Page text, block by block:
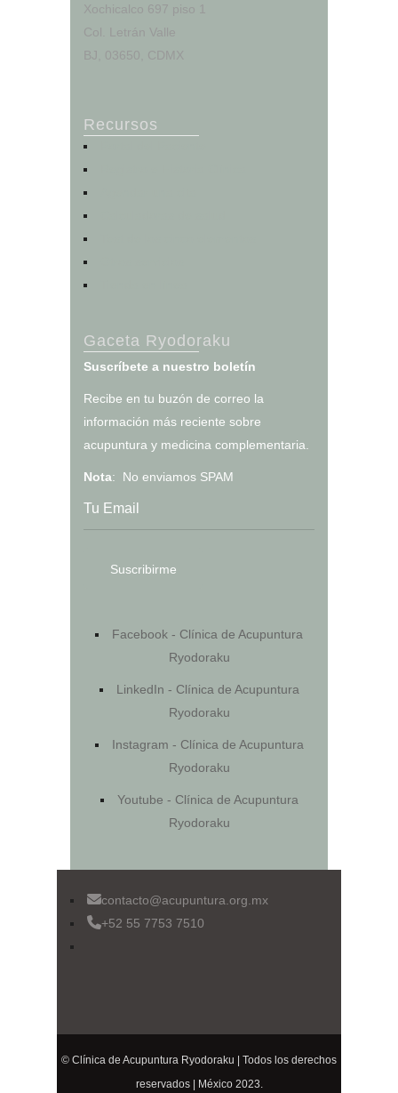
Xochicalco 697 piso 1
Col. Letrán Valle
BJ, 03650, CDMX
Recursos
Gaceta Ryodoraku
Suscríbete a nuestro boletín
Recibe en tu buzón de correo la
información más reciente sobre
acupuntura y medicina complementaria.
Nota: No enviamos SPAM
Facebook - Clínica de Acupuntura
Ryodoraku
LinkedIn - Clínica de Acupuntura
Ryodoraku
Instagram - Clínica de Acupuntura
Ryodoraku
Youtube - Clínica de Acupuntura
Ryodoraku
contacto@acupuntura.org.mx
+52 55 7753 7510
© Clínica de Acupuntura Ryodoraku | Todos los derechos
reservados | México 2023.